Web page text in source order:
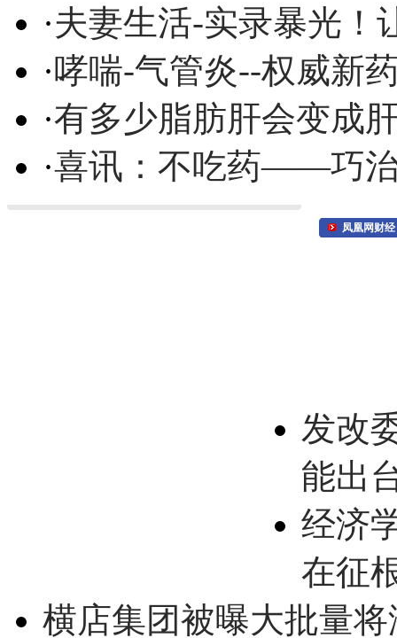
·夫妻生活-实录暴光！
·哮喘-气管炎--权威新
·有多少脂肪肝会变成
·喜讯：不吃药——巧
凤凰网财经
发改
能出
经济
在征
横店集团被曝大批量